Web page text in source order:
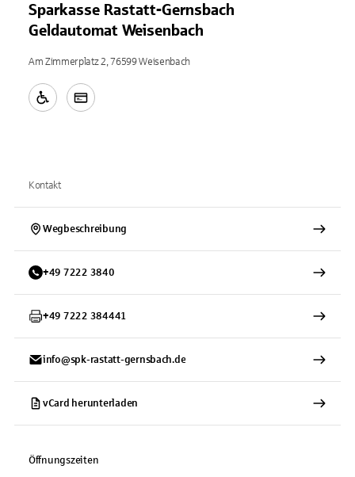
Sparkasse Rastatt-Gernsbach
Geldautomat Weisenbach
Am Zimmerplatz 2, 76599 Weisenbach
Kontakt
Wegbeschreibung
+49 7222 3840
+49 7222 384441
info@spk-rastatt-gernsbach.de
vCard herunterladen
Öffnungszeiten